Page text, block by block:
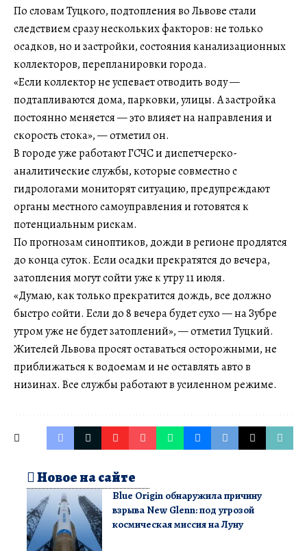
По словам Туцкого, подтопления во Львове стали
следствием сразу нескольких факторов: не только
осадков, но и застройки, состояния канализационных
коллекторов, перепланировки города.
«Если коллектор не успевает отводить воду —
подтапливаются дома, парковки, улицы. А застройка
постоянно меняется — это влияет на направления и
скорость стока», — отметил он.
В городе уже работают ГСЧС и диспетчерско-
аналитические службы, которые совместно с
гидрологами мониторят ситуацию, предупреждают
органы местного самоуправления и готовятся к
потенциальным рискам.
По прогнозам синоптиков, дожди в регионе продлятся
до конца суток. Если осадки прекратятся до вечера,
затопления могут сойти уже к утру 11 июля.
«Думаю, как только прекратится дождь, все должно
быстро сойти. Если до 8 вечера будет сухо — на Зубре
утром уже не будет затоплений», — отметил Туцкий.
Жителей Львова просят оставаться осторожными, не
приближаться к водоемам и не оставлять авто в
низинах. Все службы работают в усиленном режиме.
Новое на сайте
Blue Origin обнаружила причину
взрыва New Glenn: под угрозой
космическая миссия на Луну